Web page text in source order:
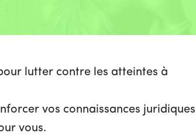
lutter contre les atteintes à
vos connaissances juridiques
vous.